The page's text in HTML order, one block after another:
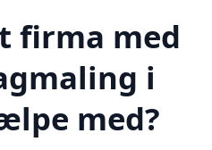
firma med
i
med?